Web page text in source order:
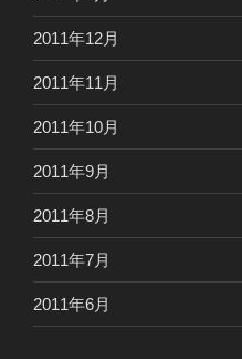
2011年12月
2011年11月
2011年10月
2011年9月
2011年8月
2011年7月
2011年6月